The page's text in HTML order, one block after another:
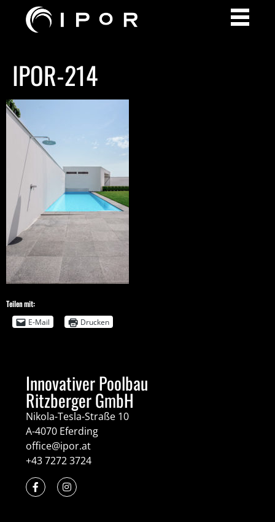
IPOR-214
Teilen mit:
E-Mail
Drucken
Innovativer Poolbau
Ritzberger GmbH
Nikola-Tesla-Straße 10
A-4070 Eferding
office@ipor.at
+43 7272 3724